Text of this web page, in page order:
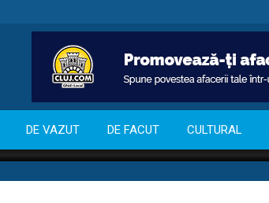
DE VAZUT DE FACUT CULTURAL